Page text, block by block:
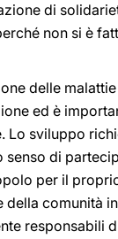
di
non si è
delle
ed è
sviluppo
di
per il
comunità
responsabili